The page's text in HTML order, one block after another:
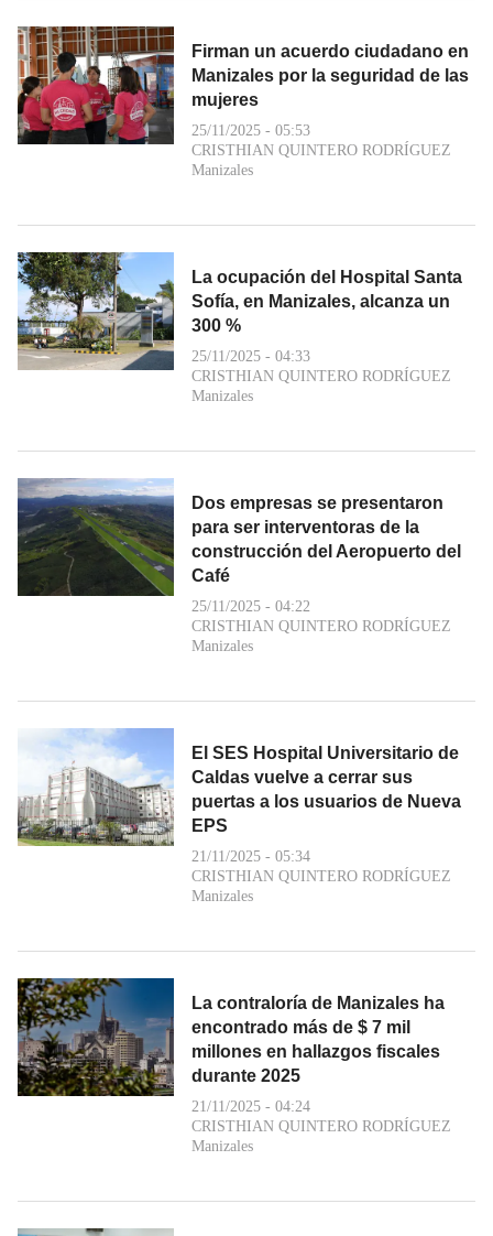
Firman un acuerdo ciudadano en
Manizales por la seguridad de las
mujeres
25/11/2025 - 05:53
CRISTHIAN QUINTERO RODRÍGUEZ
Manizales
La ocupación del Hospital Santa
Sofía, en Manizales, alcanza un
300 %
25/11/2025 - 04:33
CRISTHIAN QUINTERO RODRÍGUEZ
Manizales
Dos empresas se presentaron
para ser interventoras de la
construcción del Aeropuerto del
Café
25/11/2025 - 04:22
CRISTHIAN QUINTERO RODRÍGUEZ
Manizales
El SES Hospital Universitario de
Caldas vuelve a cerrar sus
puertas a los usuarios de Nueva
EPS
21/11/2025 - 05:34
CRISTHIAN QUINTERO RODRÍGUEZ
Manizales
La contraloría de Manizales ha
encontrado más de $ 7 mil
millones en hallazgos fiscales
durante 2025
21/11/2025 - 04:24
CRISTHIAN QUINTERO RODRÍGUEZ
Manizales